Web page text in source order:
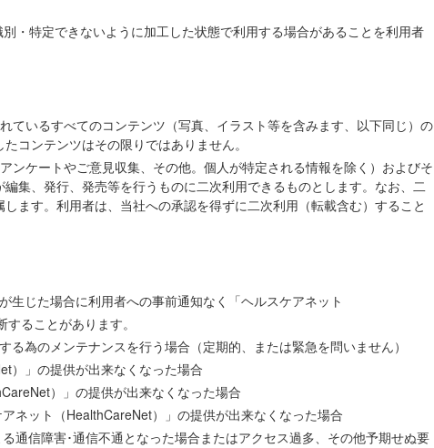
・特定できないように加工した状態で利用する場合があることを利用者
ているすべてのコンテンツ（写真、イラスト等を含みます、以下同じ）の
コンテンツはその限りではありません。
ンケートやご意見収集、その他。個人が特定される情報を除く）およびそ
集、発行、発売等を行うものに二次利用できるものとします。なお、二
ます。利用者は、当社への承認を得ずに二次利用（転載含む）すること
生じた場合に利用者への事前通知なく「ヘルスケアネット
ることがあります。
為のメンテナンスを行う場合（定期的、または緊急を問いません）
）」の提供が出来なくなった場合
）」の提供が出来なくなった場合
ネット（HealthCareNet）」の提供が出来なくなった場合
通信障害･通信不通となった場合またはアクセス過多、その他予期せぬ要